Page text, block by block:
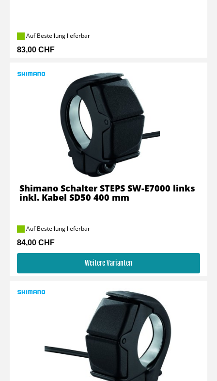
Auf Bestellung lieferbar
83,00 CHF
Auf Bestellung lieferbar
84,00 CHF
Weitere Varianten
Shimano Schalter STEPS SW-E7000 links
inkl. Kabel SD50 400 mm